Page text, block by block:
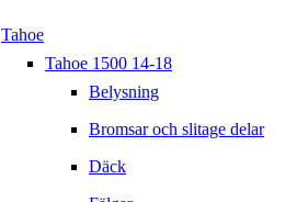
Tahoe
Tahoe 1500 14-18
Belysning
Bromsar och slitage delar
Däck